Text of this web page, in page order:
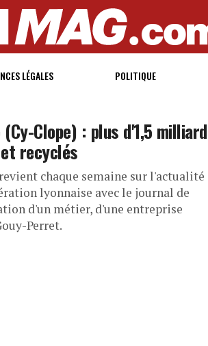
LÉGALES POLITIQUE
Clope) : plus d'1,5 milliard
recyclés
chaque semaine sur l'actualité
lyonnaise avec le journal de
d'un métier, d'une entreprise
Perret.